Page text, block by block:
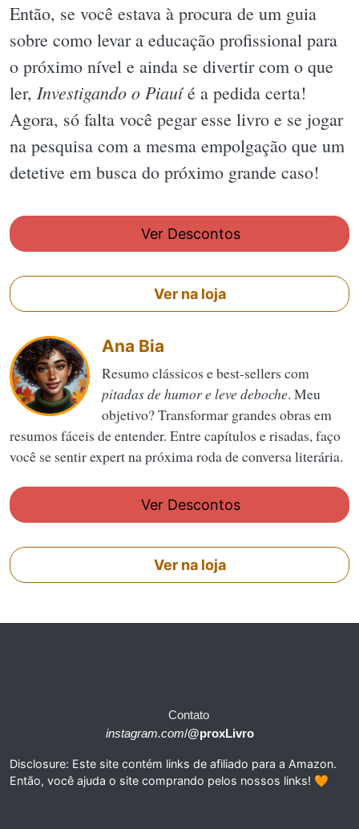
Então, se você estava à procura de um guia
sobre como levar a educação profissional para
o próximo nível e ainda se divertir com o que
ler, Investigando o Piauíé a pedida certa!
Agora, só falta você pegar esse livro e se jogar
na pesquisa com a mesma empolgação que um
detetive em busca do próximo grande caso!
Ver Descontos
Ver na loja
Ana Bia
Resumo clássicos e best-sellers com
pitadas de humor e leve deboche. Meu
objetivo? Transformar grandes obras em
resumos fáceis de entender. Entre capítulos e risadas, faço
você se sentir expert na próxima roda de conversa literária.
Ver Descontos
Ver na loja
Contato
instagram.com/@proxLivro
Disclosure: Este site contém links de afiliado para a Amazon.
Então, você ajuda o site comprando pelos nossos links! 🧡